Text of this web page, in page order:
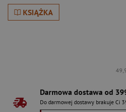
KSIĄŻKA
Darmowa dostawa od
Do darmowej dostawy brakuje Ci